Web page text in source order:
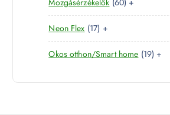
é
k
r
m
k
0
e
r
é
Neon Flex 171
7
t
r
+
Okos otthon/Smart home 191
t
+